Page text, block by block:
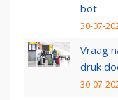
bot
30-07-
Vraag
druk
30-07-